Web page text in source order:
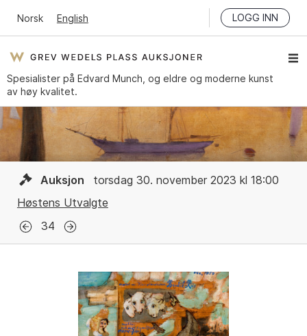
Norsk English LOGG INN
Spesialister på Edvard Munch, og eldre og moderne kunst
av høy kvalitet.
Auksjon
torsdag 30. november 2023 kl 18:00
Høstens Utvalgte
34